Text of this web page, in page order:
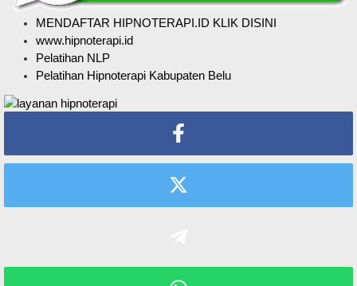
MENDAFTAR HIPNOTERAPI.ID KLIK DISINI
www.hipnoterapi.id
Pelatihan NLP
Pelatihan Hipnoterapi Kabupaten Belu